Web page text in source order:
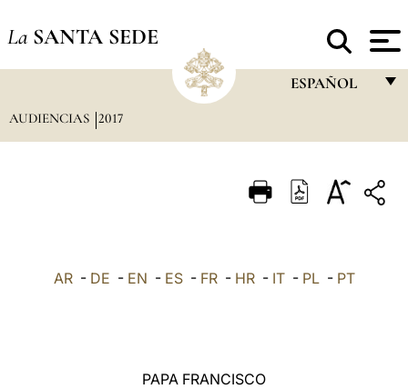
La SANTA SEDE
ESPAÑOL
ITALIANO
AUDIENCIAS 2017
AR- DE - EN - ES- FR- HR- IT- PL- PT
PAPA FRANCISCO